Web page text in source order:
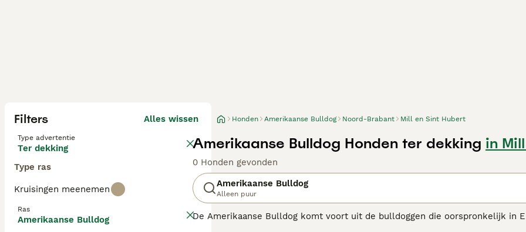
Filters Alles wissen
Type advertentie
Ter dekking
Type ras
Kruisingen meenemen
Ras
Amerikaanse Bulldog
Honden Amerikaanse Bulldog Noord-Brabant Mill en Sint Hubert
Amerikaanse Bulldog Honden ter dekking in
0 Honden gevonden
Amerikaanse Bulldog
Alleen puur
De Amerikaanse Bulldog komt voort uit de bulldoggen die oorspronkelijk in